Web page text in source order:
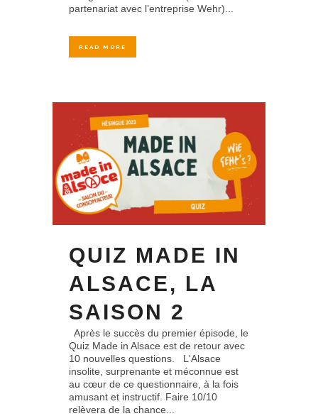
partenariat avec l’entreprise Wehr)...
READ MORE
QUIZ MADE IN
ALSACE, LA
SAISON 2
Après le succès du premier épisode, le
Quiz Made in Alsace est de retour avec
10 nouvelles questions. L'Alsace
insolite, surprenante et méconnue est
au cœur de ce questionnaire, à la fois
amusant et instructif. Faire 10/10
relèvera de la chance...